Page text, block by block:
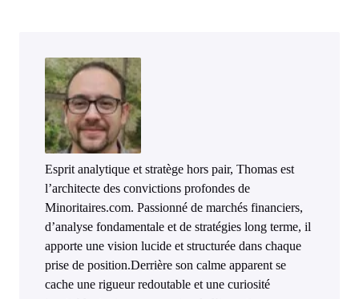
Esprit analytique et stratège hors pair, Thomas est
l’architecte des convictions profondes de
Minoritaires.com. Passionné de marchés financiers,
d’analyse fondamentale et de stratégies long terme, il
apporte une vision lucide et structurée dans chaque
prise de position.Derrière son calme apparent se
cache une rigueur redoutable et une curiosité